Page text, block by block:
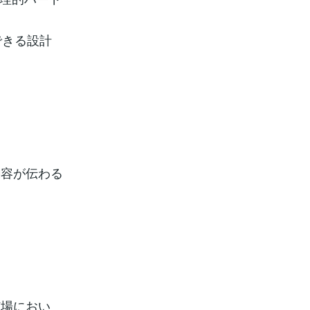
る設計
が伝わる
におい